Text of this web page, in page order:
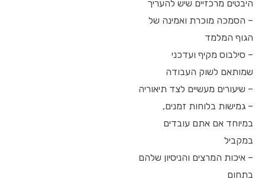
היבטים מרכזיים שיש להעריך
– הסמכה מוכרת ואמינה של
הגוף המלמד
– סילבוס מקיף ועדכני
שמותאם לשוק העבודה
– שיעורים מעשיים לצד תיאוריה
– גמישות בלוחות זמנים,
במיוחד אם אתם עובדים
במקביל
– איכות המרצים והניסיון שלהם
בתחום